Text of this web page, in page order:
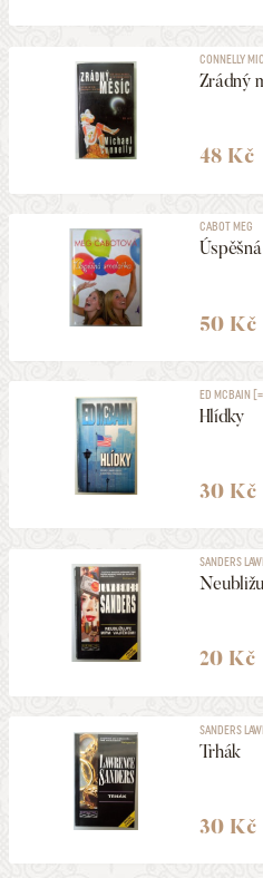
CONNELLY
Zrádný
48 Kč
CABOT MEG
50 Kč
ED MCBAIN
Hlídky
30 Kč
SANDERS
20 Kč
SANDERS
Trhák
30 Kč